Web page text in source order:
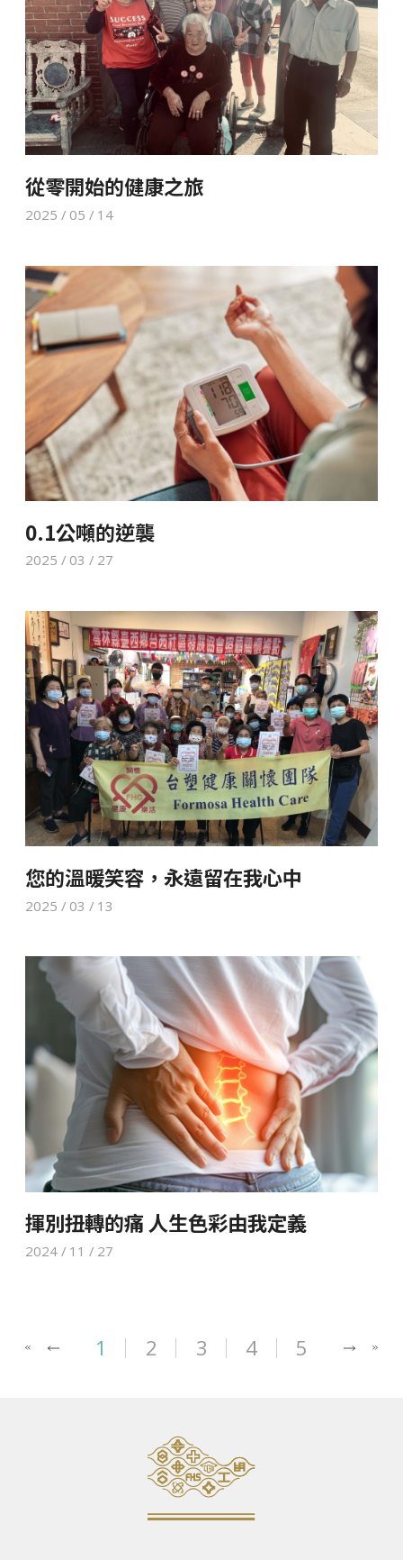
從零開始的健康之旅
2025 / 05 / 14
0.1公噸的逆襲
2025 / 03 / 27
您的溫暖笑容，永遠留在我心中
2025 / 03 / 13
揮別扭轉的痛 人生色彩由我定義
2024 / 11 / 27
1 2 3 4 5